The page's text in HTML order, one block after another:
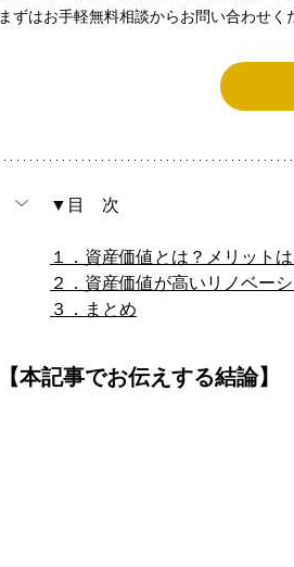
まずはお手軽無料相談からお問い合わせく
▼目　次
１．資産価値とは？メリットは
２．資産価値が高いリノベー
３．まとめ
【本記事でお伝えする結論】